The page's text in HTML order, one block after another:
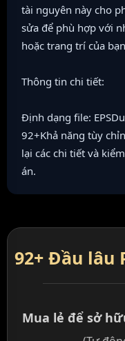
tài nguyên này cho
sửa để phù hợp với
hoặc trang trí của
Thông tin chi tiết:
Định dạng file:
92+Khả năng tùy
lại các chi tiết và
án.
92+ Đầu lâu
Mua lẻ để sở